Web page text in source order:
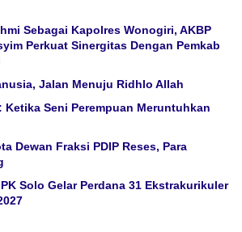
Sebagai Kapolres Wonogiri, AKBP
Perkuat Sinergitas Dengan Pemkab
Jalan Menuju Ridhlo Allah
Ketika Seni Perempuan Meruntuhkan
Dewan Fraksi PDIP Reses, Para
Solo Gelar Perdana 31 Ekstrakurikuler